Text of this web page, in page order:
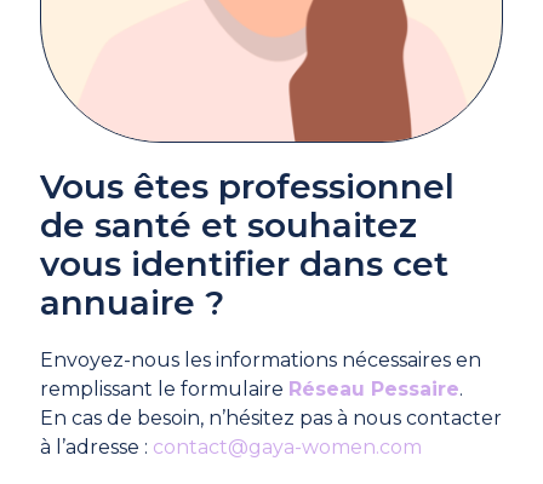
Vous êtes professionnel
de santé et souhaitez
vous identifier dans cet
annuaire ?
Envoyez-nous les informations nécessaires en
remplissant le formulaire Réseau Pessaire.
En cas de besoin, n’hésitez pas à nous contacter
à l’adresse : contact@gaya-women.com